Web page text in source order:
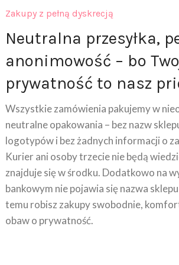
Neutralna przesyłka,
anonimowość – bo
prywatność to nasz
Wszystkie zamówienia pakujemy w
neutralne opakowania – bez nazw
logotypów i bez żadnych informacji o
Kurier ani osoby trzecie nie będą
znajduje się w środku. Dodatkowo na
bankowym nie pojawia się nazwa sklepu
temu robisz zakupy swobodnie,
obaw o prywatność.